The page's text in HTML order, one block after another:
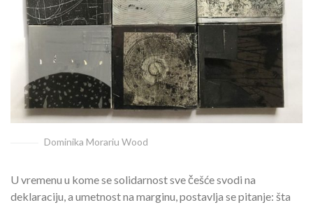
Dominika Morariu Wood
U vremenu u kome se solidarnost sve češće svodi na
deklaraciju, a umetnost na marginu, postavlja se pitanje: šta